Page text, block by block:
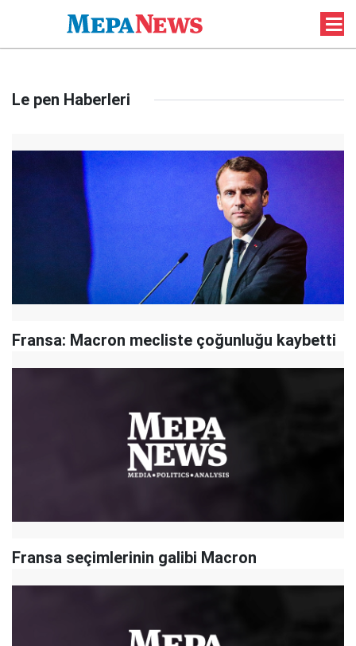
Le pen Haberleri
Fransa: Macron mecliste çoğunluğu kaybetti
Fransa seçimlerinin galibi Macron